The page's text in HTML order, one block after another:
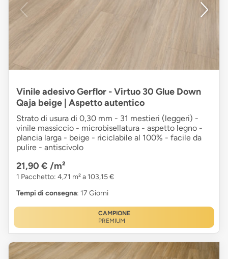
Vinile adesivo Gerflor - Virtuo 30 Glue Down
Qaja beige | Aspetto autentico
Strato di usura di 0,30 mm - 31 mestieri (leggeri) -
vinile massiccio - microbisellatura - aspetto legno -
plancia larga - beige - riciclabile al 100% - facile da
pulire - antiscivolo
21,90 € /m²
1 Pacchetto: 4,71 m² a 103,15 €
Tempi di consegna: 17 Giorni
CAMPIONE
PREMIUM